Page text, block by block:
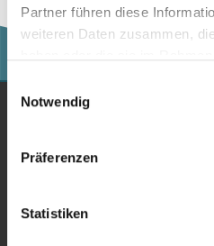
Partner führen diese
weiteren Daten zusammen,
Einwilligungsauswahl
Notwendig
Präferenzen
Statistiken
Forschung